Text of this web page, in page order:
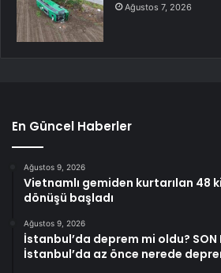
Ağustos 7, 2026
En Güncel Haberler
Ağustos 9, 2026
Vietnamlı gemiden kurtarılan 48
dönüşü başladı
Ağustos 9, 2026
İstanbul’da deprem mi oldu? SON
İstanbul’da az önce nerede